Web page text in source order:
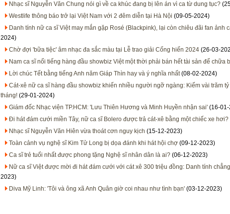
Nhạc sĩ Nguyễn Văn Chung nói gì về ca khúc đang bị lên án vì ca từ dung tục?
Westlife thông báo trở lại Việt Nam với 2 đêm diễn tại Hà Nội (09-05-2024)
Danh tính nữ ca sĩ Việt may mắn gặp Rosé (Blackpink), lại còn chiêu đãi fan ảnh
2024)
Chờ đợi 'bữa tiệc' âm nhạc đa sắc màu tại Lễ trao giải Cống hiến 2024 (26-03-
Nam ca sĩ nổi tiếng hàng đầu showbiz Việt một thời phải bán hết tài sản để chữa
Lời chúc Tết bằng tiếng Anh năm Giáp Thìn hay và ý nghĩa nhất(08-02-2024)
Cát-xê nữ ca sĩ hàng đầu showbiz khiến nhiều người ngỡ ngàng: Kiếm vài trăm
tháng! (29-01-2024)
Giám đốc Nhạc viện TP.HCM: 'Lưu Thiên Hương và Minh Huyền nhận sai' (16-
Đi hát đám cưới miền Tây, nữ ca sĩ Bolero được trả cát-xê bằng một chiếc xe hơi?
Nhạc sĩ Nguyễn Văn Hiên vừa thoát cơn nguy kịch (15-12-2023)
Toàn cảnh vụ nghệ sĩ Kim Tử Long bị dọa đánh khi hát hội chợ (09-12-2023)
Ca sĩ trẻ tuổi nhất được phong tặng Nghệ sĩ nhân dân là ai? (06-12-2023)
Nữ ca sĩ Việt được mời đi hát đám cưới với cát xê 300 triệu đồng: Danh tính
2023)
Diva Mỹ Linh: 'Tôi và ông xã Anh Quân giờ coi nhau như tình bạn' (03-12-2023)